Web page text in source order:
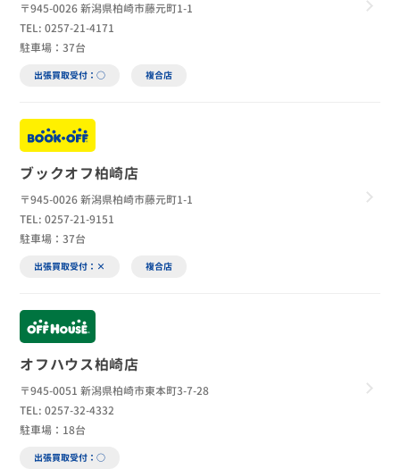
〒945-0026 新潟県柏崎市藤元町1-1
TEL: 0257-21-4171
駐車場：37台
出張買取受付：○ 複合店
ブックオフ柏崎店
〒945-0026 新潟県柏崎市藤元町1-1
TEL: 0257-21-9151
駐車場：37台
出張買取受付：× 複合店
オフハウス柏崎店
〒945-0051 新潟県柏崎市東本町3-7-28
TEL: 0257-32-4332
駐車場：18台
出張買取受付：○